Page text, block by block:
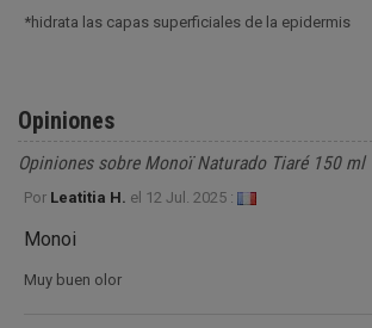
*hidrata las capas superficiales de la epidermis
Opiniones
Opiniones sobre Monoï Naturado Tiaré 150 ml
Por Leatitia H. el 12 Jul. 2025 :
Monoi
Muy buen olor